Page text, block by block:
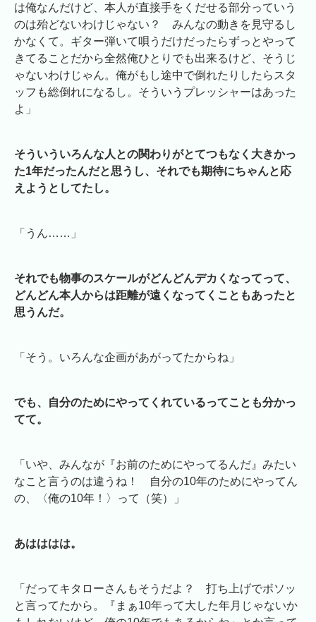
は俺なんだけど、本人が直接手をくだせる部分っていう
のは殆どないわけじゃない？ みんなの動きを見守るし
かなくて。ギター弾いて唄うだけだったらずっとやって
きてることだから全然俺ひとりでも出来るけど、そうじ
ゃないわけじゃん。俺がもし途中で倒れたりしたらスタ
ッフも総倒れになるし。そういうプレッシャーはあった
よ」
そういういろんな人との関わりがとてつもなく大きかっ
た1年だったんだと思うし、それでも期待にちゃんと応
えようとしてたし。
「うん……」
それでも物事のスケールがどんどんデカくなってって、
どんどん本人からは距離が遠くなってくこともあったと
思うんだ。
「そう。いろんな企画があがってたからね」
でも、自分のためにやってくれているってことも分かっ
てて。
「いや、みんなが『お前のためにやってるんだ』みたい
なこと言うのは違うね！ 自分の10年のためにやってん
の、〈俺の10年！〉って（笑）」
あはははは。
「だってキタローさんもそうだよ？ 打ち上げでボソッ
と言ってたから。『まぁ10年って大した年月じゃないか